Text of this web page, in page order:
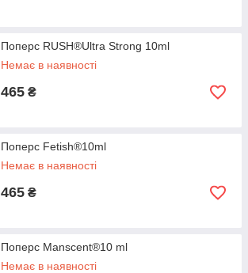
Поперс RUSH®Ultra Strong 10ml
Немає в наявності
465 ₴
Поперс Fetish®10ml
Немає в наявності
465 ₴
Поперс Manscent®10 ml
Немає в наявності